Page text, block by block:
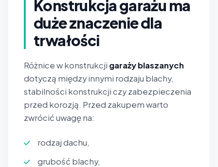
Konstrukcja garażu ma
duże znaczenie dla
trwałości
Różnice w konstrukcji garaży blaszanych
dotyczą między innymi rodzaju blachy,
stabilności konstrukcji czy zabezpieczenia
przed korozją. Przed zakupem warto
zwrócić uwagę na:
rodzaj dachu,
grubość blachy,